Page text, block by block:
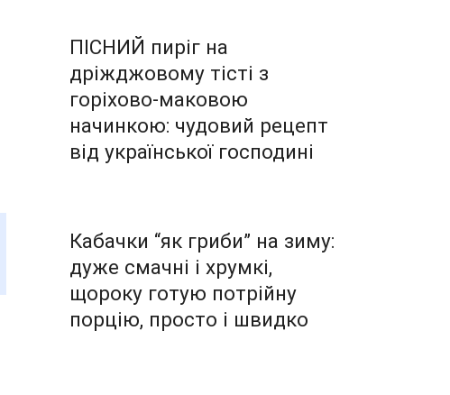
ПІСНИЙ пиріг на
дріжджовому тісті з
горіхово-маковою
начинкою: чудовий рецепт
від української господині
Кабачки “як гриби” на зиму:
дуже смачні і хрумкі,
щороку готую потрійну
порцію, просто і швидко